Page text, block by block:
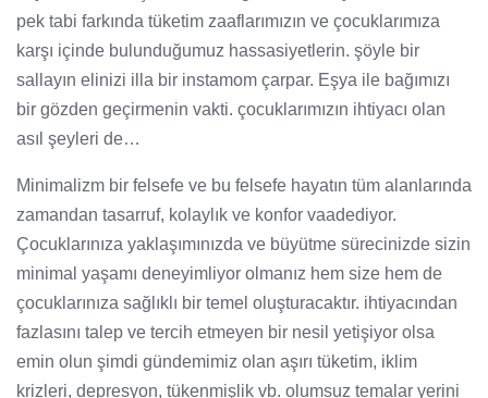
pek tabi farkında tüketim zaaflarımızın ve çocuklarımıza
karşı içinde bulunduğumuz hassasiyetlerin. şöyle bir
sallayın elinizi illa bir instamom çarpar. Eşya ile bağımızı
bir gözden geçirmenin vakti. çocuklarımızın ihtiyacı olan
asıl şeyleri de…
Minimalizm bir felsefe ve bu felsefe hayatın tüm alanlarında
zamandan tasarruf, kolaylık ve konfor vaadediyor.
Çocuklarınıza yaklaşımınızda ve büyütme sürecinizde sizin
minimal yaşamı deneyimliyor olmanız hem size hem de
çocuklarınıza sağlıklı bir temel oluşturacaktır. ihtiyacından
fazlasını talep ve tercih etmeyen bir nesil yetişiyor olsa
emin olun şimdi gündemimiz olan aşırı tüketim, iklim
krizleri, depresyon, tükenmişlik vb. olumsuz temalar yerini